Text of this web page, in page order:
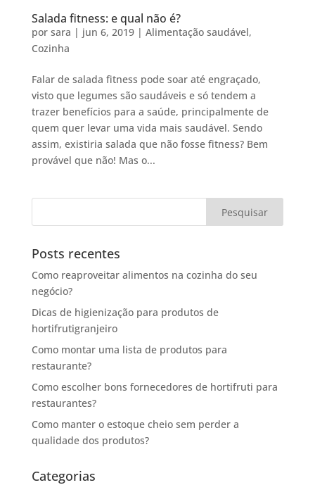
Salada fitness: e qual não é?
por sara | jun 6, 2019| Alimentação saudável,
Cozinha
Falar de salada fitness pode soar até engraçado,
visto que legumes são saudáveis e só tendem a
trazer benefícios para a saúde, principalmente de
quem quer levar uma vida mais saudável. Sendo
assim, existiria salada que não fosse fitness? Bem
provável que não! Mas o...
Posts recentes
Como reaproveitar alimentos na cozinha do seu
negócio?
Dicas de higienização para produtos de
hortifrutigranjeiro
Como montar uma lista de produtos para
restaurante?
Como escolher bons fornecedores de hortifruti para
restaurantes?
Como manter o estoque cheio sem perder a
qualidade dos produtos?
Categorias